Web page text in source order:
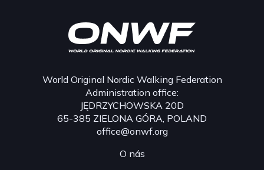
World Original Nordic Walking Federation
Administration office:
JĘDRZYCHOWSKA 20D
65-385 ZIELONA GÓRA, POLAND
office@onwf.org
O nás